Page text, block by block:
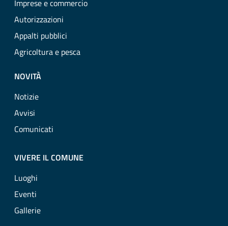
Imprese e commercio
Autorizzazioni
Appalti pubblici
Agricoltura e pesca
NOVITÀ
Notizie
Avvisi
Comunicati
VIVERE IL COMUNE
Luoghi
Eventi
Gallerie